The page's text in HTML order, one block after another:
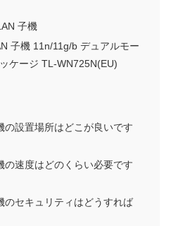
子機
子機 11n/11g/b デュアルモー
ケージ TL-WN725N(EU)
の設置場所はどこが良いです
の速度はどのくらい必要です
のセキュリティはどうすれば